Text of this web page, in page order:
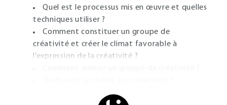
Quel est le processus mis en œuvre et quelles
techniques utiliser ?
Comment constituer un groupe de
créativité et créer le climat favorable à
l’expression de la créativité ?